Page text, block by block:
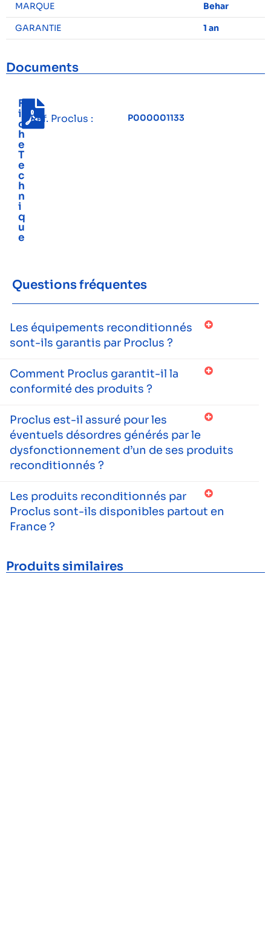
MARQUE
Behar
GARANTIE
1 an
Documents
F
i
c
h
e
T
e
c
h
n
i
q
u
e
Réf. Proclus : P000001133
Questions fréquentes
Les équipements reconditionnés
sont-ils garantis par Proclus ?
Comment Proclus garantit-il la
conformité des produits ?
Proclus est-il assuré pour les
éventuels désordres générés par le
dysfonctionnement d’un de ses produits
reconditionnés ?
Les produits reconditionnés par
Proclus sont-ils disponibles partout en
France ?
Produits similaires